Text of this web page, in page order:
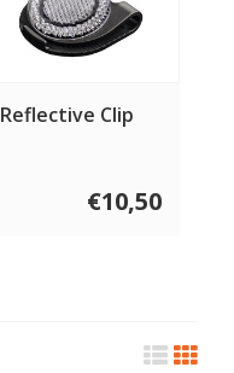
Reflective Clip
€10,50